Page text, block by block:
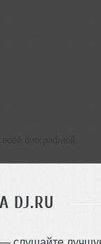
DJ.RU
— слушайте